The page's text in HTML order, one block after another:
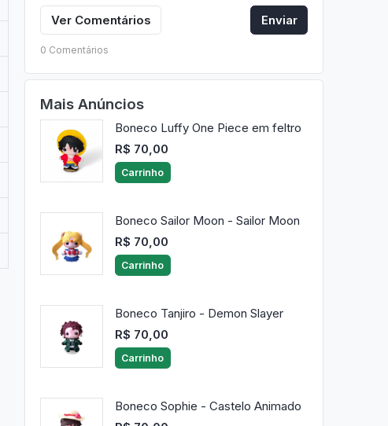
Ver Comentários Enviar
0 Comentários
Mais Anúncios
Boneco Luffy One Piece em feltro
R$ 70,00
Carrinho
Boneco Sailor Moon - Sailor Moon
R$ 70,00
Carrinho
Boneco Tanjiro - Demon Slayer
R$ 70,00
Carrinho
Boneco Sophie - Castelo Animado